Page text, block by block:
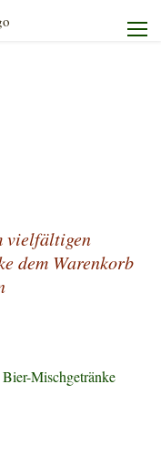
vielfältigen
dem Warenkorb
Bier-Mischgetränke